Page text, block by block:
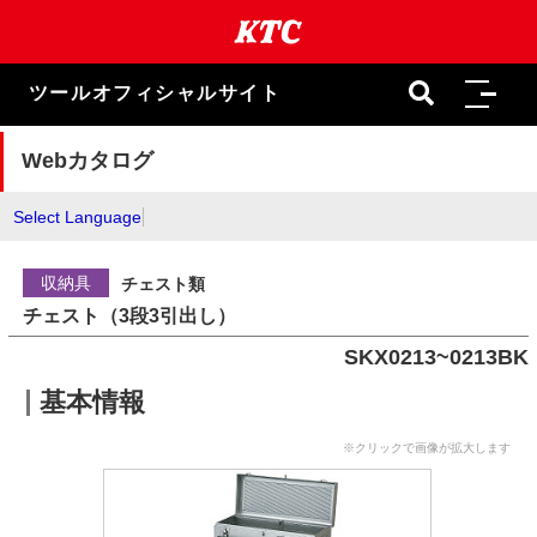
ま
キ
ツールオフィシャルサイト
Webカタログ
Select Language
収納具 チェスト類
チェスト（3段3引出し）
SKX0213~0213BK
基本情報
※クリックで画像が拡大します